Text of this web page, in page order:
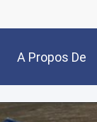
A Propos De
Nous